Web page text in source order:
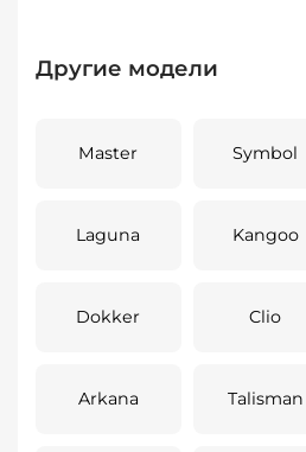
Другие модели
Master Symbol
Laguna Kangoo
Dokker Clio
Arkana Talisman